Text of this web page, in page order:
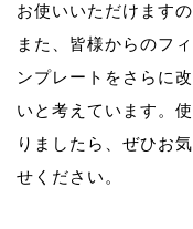
お使いいただけます
また、皆様からのフ
ンプレートをさらに
いと考えています。
りましたら、ぜひお
せください。